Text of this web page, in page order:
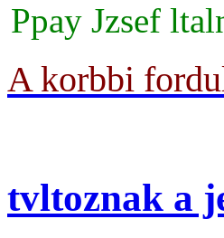
Ppay Jzsef
A korbbi
tvltoznak a